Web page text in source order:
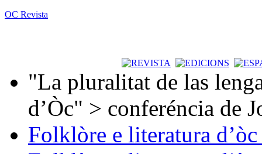
OC Revista
"La pluralitat de las
d’Òc" > conferéncia de
Folklòre e literatura